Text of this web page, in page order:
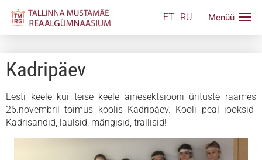
ET RU
Kadripäev
Eesti keele kui teise keele ainesektsiooni ürituste raames
26.novembril toimus koolis Kadripäev. Kooli peal jooksid
Kadrisandid, laulsid, mängisid, trallisid!